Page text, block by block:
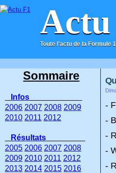
Actu
Toute l'actu de la Formule
ACCUEIL CONTACT
-
-
-
-
-
Sommaire
Infos
2006 2007 2008 2009
2010 2011 2012
Résultats
2005 2006 2007 2008
2009 2010 2011 2012
2013 2014 2015 2016